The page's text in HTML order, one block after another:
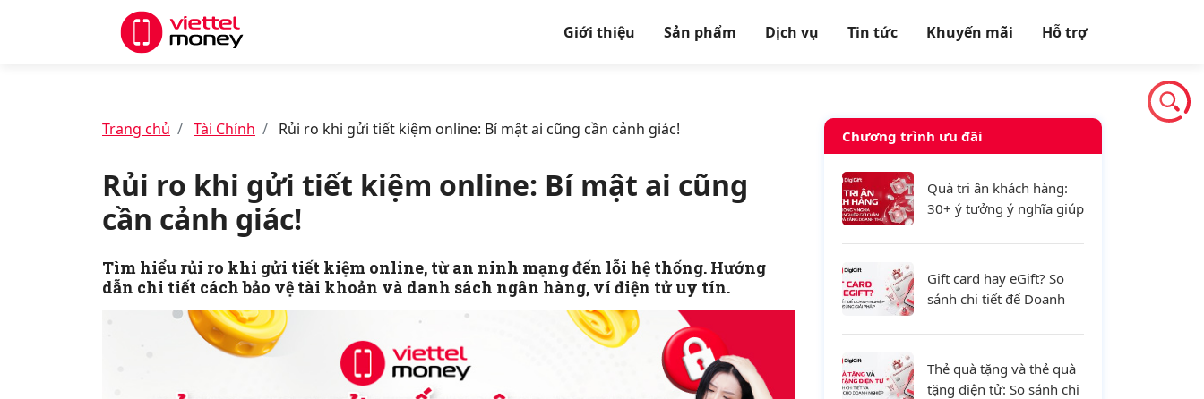
Giới thiệu Sản phẩm Dịch vụ Tin tức Khuyến mãi Hỗ trợ
Trang chủ Tài Chính Rủi ro khi gửi tiết kiệm online: Bí mật ai cũng cần cảnh giác!
Rủi ro khi gửi tiết kiệm online: Bí mật ai cũng
cần cảnh giác!
Tìm hiểu rủi ro khi gửi tiết kiệm online, từ an ninh mạng đến lỗi hệ thống. Hướng
dẫn chi tiết cách bảo vệ tài khoản và danh sách ngân hàng, ví điện tử uy tín.
Chương trình ưu đãi
Quà tri ân khách hàng:
30+ ý tưởng ý nghĩa giúp
khách hàng và tăng
doanh thu
Gift card hay eGift? So
sánh chi tiết để Doanh
giải pháp
Thẻ quà tặng và thẻ quà
tặng điện tử: So sánh chi